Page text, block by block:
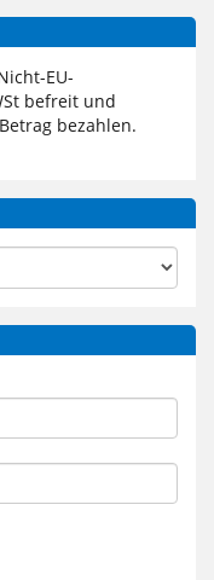
EU-
befreit und
bezahlen.